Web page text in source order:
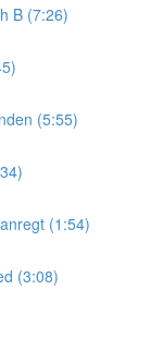
B (7:26)
(5:55)
(1:54)
(3:08)